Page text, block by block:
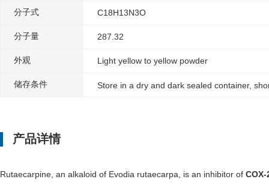
分子式 C18H13N3O
分子量 287.32
外观 Light yellow to yellow powder
储存条件 Store in a dry and dark sealed container,
产品详情
Rutaecarpine, an alkaloid of Evodia rutaecarpa, is an inhibitor of COX-